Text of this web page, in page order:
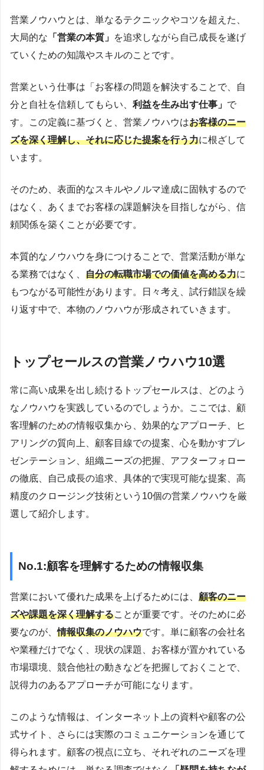
営業ノウハウとは、単なるテクニックやコツを超えた、
大局的な 「営業の本質」 を追求しながら自己成長を遂げ
ていくための知識やスキルのことです。
営業という仕事は「お客様の問題を解決することで、自
分と自社を信頼してもらい、 利益を生み出す仕事」 で
す。この定義に基づくと、営業ノウハウはお客様のニー
ズを深く理解し、それに応じた提案を行う力に根ざして
います。
そのため、表面的なスキルやノルマ達成に固執するので
はなく、あくまでお客様の課題解決を目指しながら、信
頼関係を築くことが必要です。
本質的なノウハウを身につけることで、営業活動が単な
る業務ではなく、 自分の転職市場での価値を高める力に
もつながる可能性があります。日々考え、試行錯誤を繰
り返す中で、本物のノウハウが形成されていきます。
トップセールスの営業ノウハウ10選
常に高い成果を出し続けるトップセールスは、どのよう
なノウハウを実践しているのでしょうか。ここでは、顧
客理解のための情報収集から、効果的なアプローチ、ヒ
アリングの質向上、顧客目線での提案、心を動かすプレ
ゼンテーション、組織ニーズの把握、アフターフォロー
の徹底、自己成長の追求、具体的で実現可能な提案、高
精度のクロージング技術という10個の営業ノウハウを厳
選して紹介します。
No.1:顧客を理解するための情報収集
営業において優れた成果を上げるためには、 顧客のニー
ズや課題を深く理解することが重要です。そのために必
要なのが、情報収集のノウハウです。単に顧客の会社名
や業種だけでなく、現状の課題、お客様が置かれている
市場環境、競合他社の動きなどを把握しておくことで、
説得力のあるアプローチが可能になります。
このような情報は、インターネット上の資料や顧客の公
式サイト、さらには実際のコミュニケーションを通じて
得られます。顧客の視点に立ち、それぞれのニーズを理